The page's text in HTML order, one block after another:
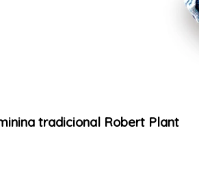
tradicional Robert Plant